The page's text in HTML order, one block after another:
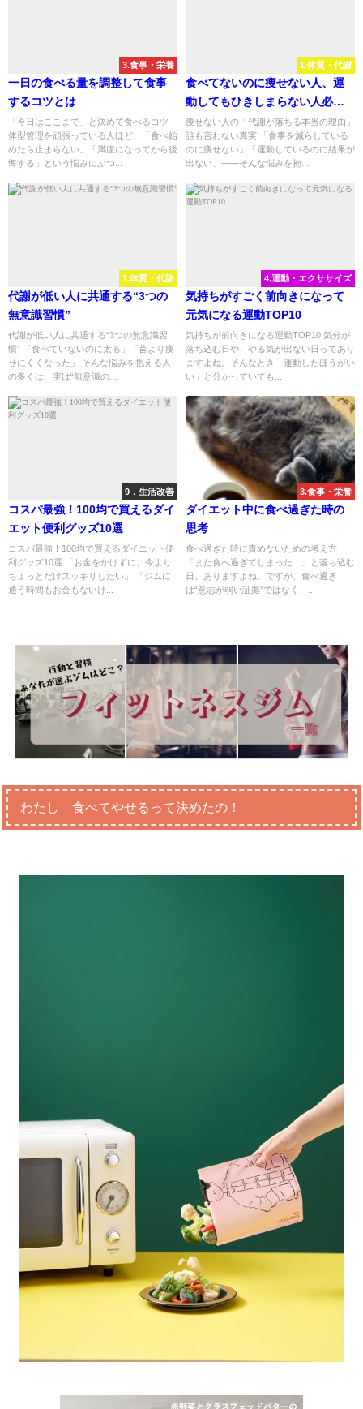
3.食事・栄養
一日の食べる量を調整して食事
するコツとは
「今日はここまで」と決めて食べるコツ
体型管理を頑張っている人ほど、「食べ始
めたら止まらない」「満腹になってから後
悔する」という悩みにぶつ...
1.体質・代謝
食べてないのに痩せない人、運
動してもひきしまらない人必
見。
痩せない人の「代謝が落ちる本当の理由」
誰も言わない真実 「食事を減らしている
のに痩せない」「運動しているのに結果が
出ない」――そんな悩みを抱...
1.体質・代謝
代謝が低い人に共通する“3つの
無意識習慣”
代謝が低い人に共通する“3つの無意識習
慣” 「食べていないのに太る」「昔より痩
せにくくなった」 そんな悩みを抱える人
の多くは、実は“無意識の...
4.運動・エクササイズ
気持ちがすごく前向きになって
元気になる運動TOP10
気持ちが前向きになる運動TOP10 気分が
落ち込む日や、やる気が出ない日ってあり
ますよね。そんなとき「運動したほうがい
い」と分かっていても...
9．生活改善
コスパ最強！100均で買えるダイ
エット便利グッズ10選
コスパ最強！100均で買えるダイエット便
利グッズ10選 「お金をかけずに、今より
ちょっとだけスッキリしたい」 「ジムに
通う時間もお金もないけ...
3.食事・栄養
ダイエット中に食べ過ぎた時の
思考
食べ過ぎた時に責めないための考え方
「また食べ過ぎてしまった…」と落ち込む
日、ありますよね。ですが、食べ過ぎ
は“意志が弱い証拠”ではなく、...
わたし 食べてやせるって決めたの！